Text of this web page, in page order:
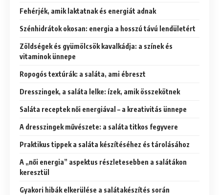
Fehérjék, amik laktatnak és energiát adnak
Szénhidrátok okosan: energia a hosszú távú lendületért
Zöldségek és gyümölcsök kavalkádja: a színek és
vitaminok ünnepe
Ropogós textúrák: a saláta, ami ébreszt
Dresszingek, a saláta lelke: ízek, amik összekötnek
Saláta receptek női energiával – a kreativitás ünnepe
A dresszingek művészete: a saláta titkos fegyvere
Praktikus tippek a saláta készítéséhez és tárolásához
A „női energia” aspektus részletesebben a salátákon
keresztül
Gyakori hibák elkerülése a salátakészítés során